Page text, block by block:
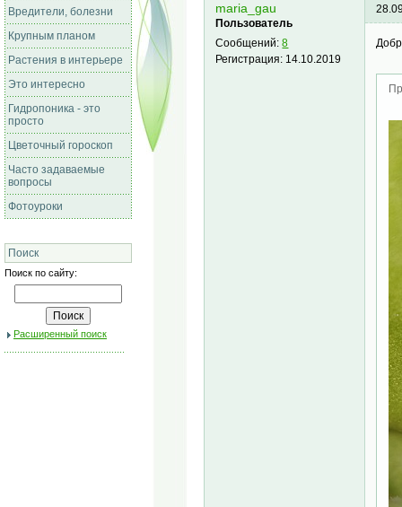
Вредители, болезни
Крупным планом
Растения в интерьере
Это интересно
Гидропоника - это
просто
Цветочный гороскоп
Часто задаваемые
вопросы
Фотоуроки
Поиск
Поиск по сайту:
Расширенный поиск
maria_gau
Пользователь
Сообщений:8
Регистрация: 14.10.2019